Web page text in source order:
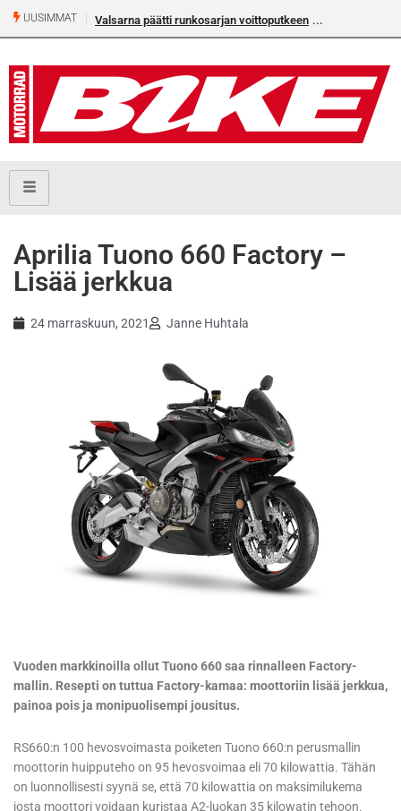
UUSIMMAT Valsarna päätti runkosarjan voittoputkeen
Aprilia Tuono 660 Factory –
Lisää jerkkua
24 marraskuun, 2021 Janne Huhtala
Vuoden markkinoilla ollut Tuono 660 saa rinnalleen Factory-
mallin. Resepti on tuttua Factory-kamaa: moottoriin lisää jerkkua,
painoa pois ja monipuolisempi jousitus.
RS660:n 100 hevosvoimasta poiketen Tuono 660:n perusmallin
moottorin huipputeho on 95 hevosvoimaa eli 70 kilowattia. Tähän
on luonnollisesti syynä se, että 70 kilowattia on maksimilukema
josta moottori voidaan kuristaa A2-luokan 35 kilowatin tehoon.